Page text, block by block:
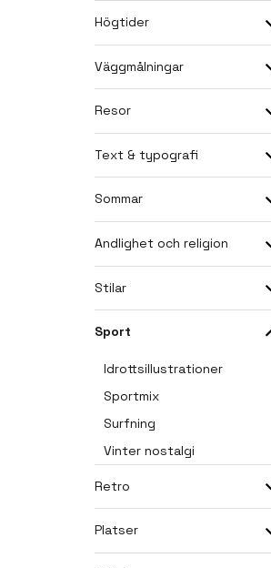
Högtider
Väggmålningar
Resor
Text & typografi
Sommar
Andlighet och religion
Stilar
Sport
Idrottsillustrationer
Sportmix
Surfning
Vinter nostalgi
Retro
Platser